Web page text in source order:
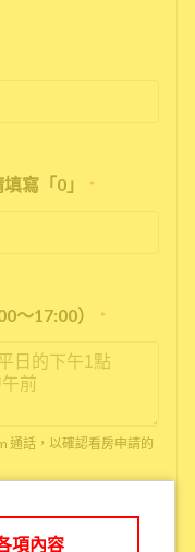
寫「0」 *
～17:00） *
通話，以確認看房申請的
項內容